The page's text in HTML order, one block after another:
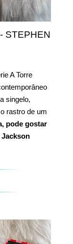
STEPHEN
A Torre
singelo,
rastro de um
pode gostar